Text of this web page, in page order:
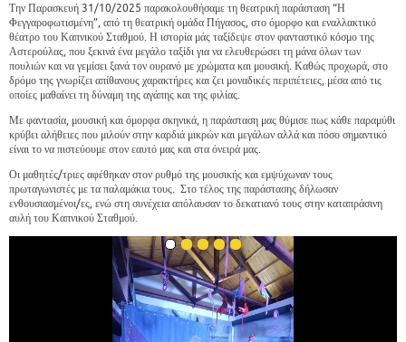
Την Παρασκευή 31/10/2025 παρακολουθήσαμε τη θεατρική παράσταση “Η
Φεγγαροφωτισμένη”, από τη θεατρική ομάδα Πήγασος, στο όμορφο και εναλλακτικό
θέατρο του Καπνικού Σταθμού. Η ιστορία μάς ταξίδεψε στον φανταστικό κόσμο της
Αστερούλας, που ξεκινά ένα μεγάλο ταξίδι για να ελευθερώσει τη μάνα όλων των
πουλιών και να γεμίσει ξανά τον ουρανό με χρώματα και μουσική. Καθώς προχωρά, στο
δρόμο της γνωρίζει απίθανους χαρακτήρες και ζει μοναδικές περιπέτειες, μέσα από τις
οποίες μαθαίνει τη δύναμη της αγάπης και της φιλίας.
Με φαντασία, μουσική και όμορφα σκηνικά, η παράσταση μας θύμισε πως κάθε παραμύθι
κρύβει αλήθειες που μιλούν στην καρδιά μικρών και μεγάλων αλλά και πόσο σημαντικό
είναι το να πιστεύουμε στον εαυτό μας και στα όνειρά μας.
Οι μαθητές/τριες αφέθηκαν στον ρυθμό της μουσικής και εμψύχωναν τους
πρωταγωνιστές με τα παλαμάκια τους. Στο τέλος της παράστασης δήλωσαν
ενθουσιασμένοι/ες, ενώ στη συνέχεια απόλαυσαν το δεκατιανό τους στην καταπράσινη
αυλή του Καπνικού Σταθμού.